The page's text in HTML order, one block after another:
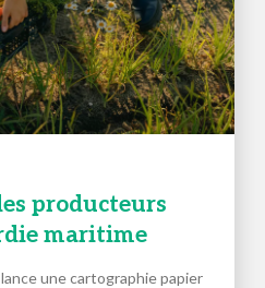
producteurs
maritime
une cartographie papier